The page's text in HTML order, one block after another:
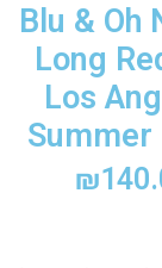
Blu & Oh
Long
Los
Summer
₪